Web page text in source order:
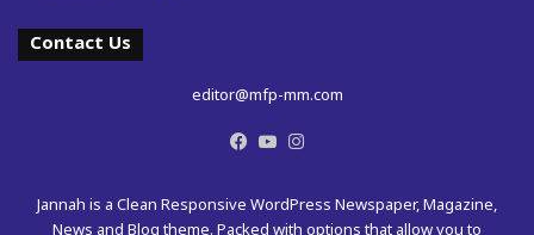
Contact Us
editor@mfp-mm.com
Facebook
YouTube
Jannah is a Clean Responsive WordPress Newspaper, Magazine,